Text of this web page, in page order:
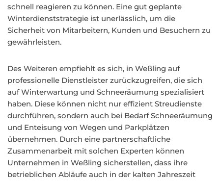
schnell reagieren zu können. Eine gut geplante
Winterdienststrategie ist unerlässlich, um die
Sicherheit von Mitarbeitern, Kunden und Besuchern zu
gewährleisten.
Des Weiteren empfiehlt es sich, in Weßling auf
professionelle Dienstleister zurückzugreifen, die sich
auf Winterwartung und Schneeräumung spezialisiert
haben. Diese können nicht nur effizient Streudienste
durchführen, sondern auch bei Bedarf Schneeräumung
und Enteisung von Wegen und Parkplätzen
übernehmen. Durch eine partnerschaftliche
Zusammenarbeit mit solchen Experten können
Unternehmen in Weßling sicherstellen, dass ihre
betrieblichen Abläufe auch in der kalten Jahreszeit